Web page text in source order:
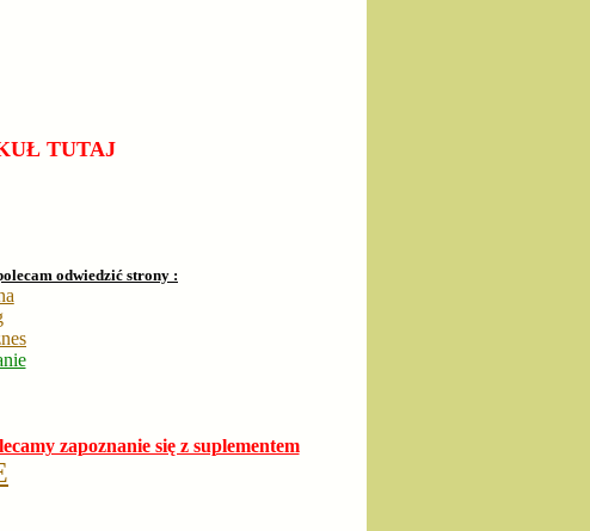
TUTAJ
odwiedzić strony :
zapoznanie się z suplementem